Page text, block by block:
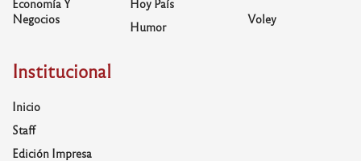
Economía Y
Negocios
Hoy País
Humor
Voley
Institucional
Inicio
Staff
Edición Impresa